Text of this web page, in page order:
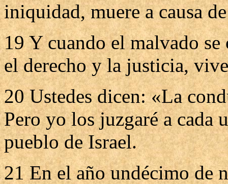
iniquidad, muere a causa
19 Y cuando el malvado
el derecho y la justicia,
20 Ustedes dicen: «La
Pero yo los juzgaré a cada
pueblo de Israel.
21 En el año undécimo de